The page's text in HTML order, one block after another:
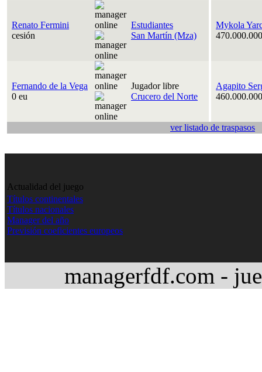
Renato Fermini
cesión
Estudiantes
San Martín (Mza)
Mykola
Fernando de la Vega
0 eu
Jugador libre
Crucero del Norte
Agapito
ver listado de traspasos
Actualidad del juego
Títulos continentales
Títulos nacionales
Manager del año
Previsión coeficientes europeos
managerfdf.com -